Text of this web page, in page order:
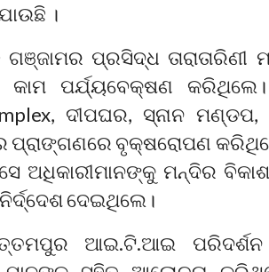
।
ପ୍ରସିଦ୍ଧ
କାମ ପର୍ଯ୍ୟବେକ୍ଷଣ
ଦୀପଘର, ସ୍ନାନ
ବୃକ୍ଷରୋପଣ
ଅଧିକାରୀମାନଙ୍କୁ ମନ୍ଦିର
ଦେଇଥିଲେ।
ଆଇ.ଟି.ଆଇ ପରିଦର୍ଶନ